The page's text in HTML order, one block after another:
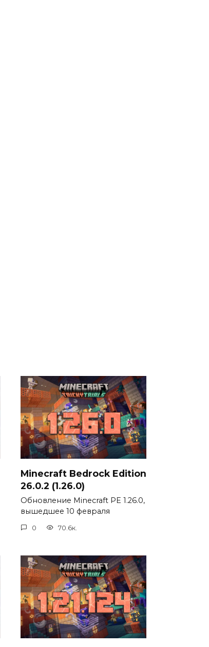
Minecraft Bedrock Edition
26.0.2 (1.26.0)
Обновление Minecraft PE 1.26.0,
вышедшее 10 февраля
0 70.6к.